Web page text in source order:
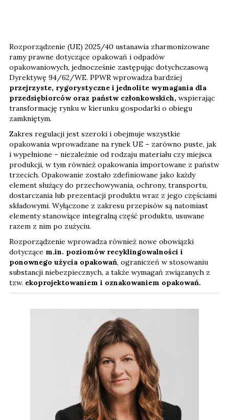
Rozporządzenie (UE) 2025/40 ustanawia zharmonizowane
ramy prawne dotyczące opakowań i odpadów
opakowaniowych, jednocześnie zastępując dotychczasową
Dyrektywę 94/62/WE. PPWR wprowadza bardziej
przejrzyste, rygorystyczne i jednolite wymagania dla
przedsiębiorców oraz państw członkowskich, wspierając
transformację rynku w kierunku gospodarki o obiegu
zamkniętym.
Zakres regulacji jest szeroki i obejmuje wszystkie
opakowania wprowadzane na rynek UE – zarówno puste, jak
i wypełnione – niezależnie od rodzaju materiału czy miejsca
produkcji, w tym również opakowania importowane z państw
trzecich. Opakowanie zostało zdefiniowane jako każdy
element służący do przechowywania, ochrony, transportu,
dostarczania lub prezentacji produktu wraz z jego częściami
składowymi. Wyłączone z zakresu przepisów są natomiast
elementy stanowiące integralną część produktu, usuwane
razem z nim po zużyciu.
Rozporządzenie wprowadza również nowe obowiązki
dotyczące m.in. poziomów recyklingowalności i
ponownego użycia opakowań, ograniczeń w stosowaniu
substancji niebezpiecznych, a także wymagań związanych z
tzw. ekoprojektowaniem i oznakowaniem opakowań.